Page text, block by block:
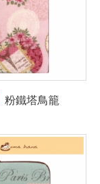
粉鐵塔鳥籠